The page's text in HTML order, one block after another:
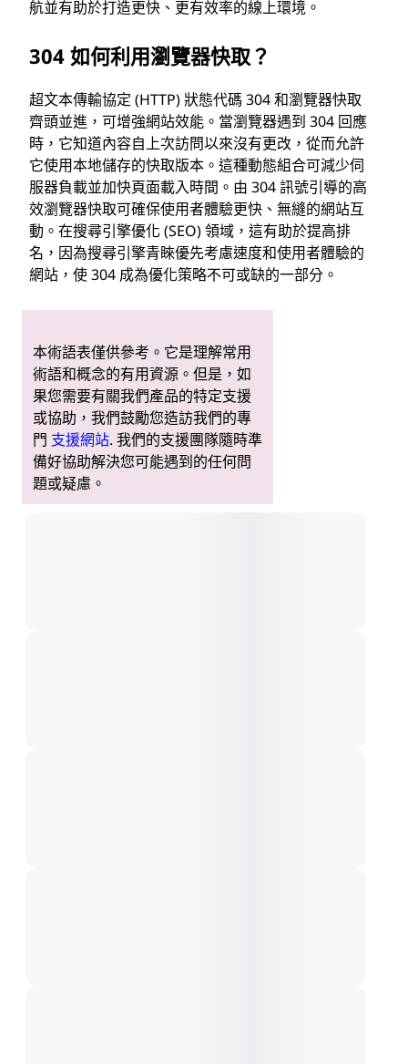
航並有助於打造更快、更有效率的線上環境。
304 如何利用瀏覽器快取？
超文本傳輸協定 (HTTP) 狀態代碼 304 和瀏覽器快取
齊頭並進，可增強網站效能。當瀏覽器遇到 304 回應
時，它知道內容自上次訪問以來沒有更改，從而允許
它使用本地儲存的快取版本。這種動態組合可減少伺
服器負載並加快頁面載入時間。由 304 訊號引導的高
效瀏覽器快取可確保使用者體驗更快、無縫的網站互
動。在搜尋引擎優化 (SEO) 領域，這有助於提高排
名，因為搜尋引擎青睞優先考慮速度和使用者體驗的
網站，使 304 成為優化策略不可或缺的一部分。
本術語表僅供參考。它是理解常用
術語和概念的有用資源。但是，如
果您需要有關我們產品的特定支援
或協助，我們鼓勵您造訪我們的專
門 支援網站. 我們的支援團隊隨時準
備好協助解決您可能遇到的任何問
題或疑慮。